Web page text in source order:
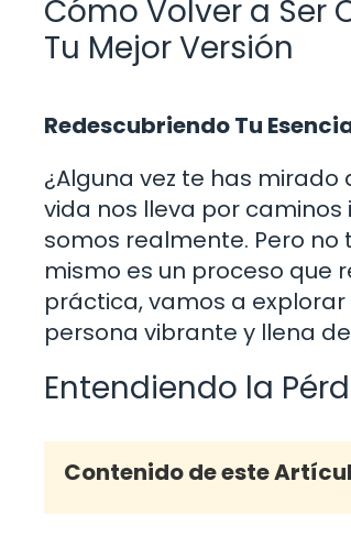
Cómo Volver a Ser
Tu Mejor Versión
Redescubriendo Tu
¿Alguna vez te has mirado
vida nos lleva por
somos realmente. Pero no
mismo es un proceso que
práctica, vamos a
persona vibrante y llena
Entendiendo la
Contenido de este